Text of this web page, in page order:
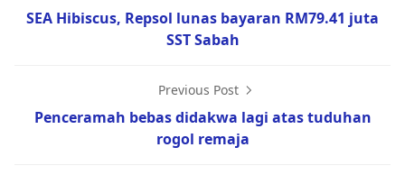
SEA Hibiscus, Repsol lunas bayaran RM79.41 juta
SST Sabah
Previous Post
Penceramah bebas didakwa lagi atas tuduhan
rogol remaja